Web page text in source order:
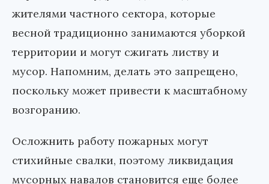
жителями частного сектора, которые
весной традиционно занимаются уборкой
территории и могут сжигать листву и
мусор. Напомним, делать это запрещено,
поскольку может привести к масштабному
возгоранию.
Осложнить работу пожарных могут
стихийные свалки, поэтому ликвидация
мусорных навалов становится еще более